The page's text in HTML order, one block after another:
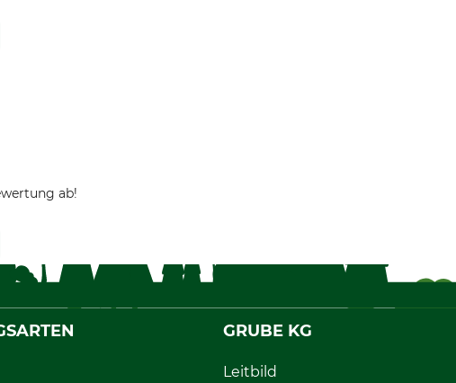
ab!
GRUBE KG
Leitbild